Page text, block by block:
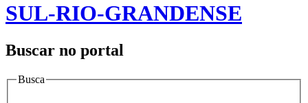
SUL-RIO-GRANDENSE
Buscar no portal
Busca